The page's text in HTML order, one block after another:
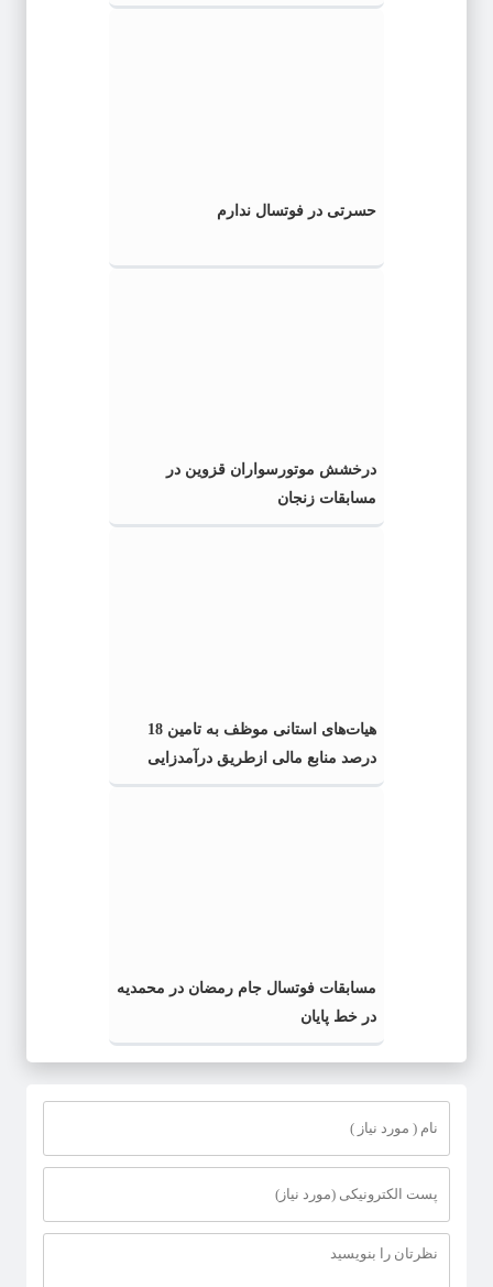
حسرتی در فوتسال ندارم
درخشش موتورسواران قزوین در
مسابقات زنجان
هیات‌های استانی موظف به تامین 18
درصد منابع مالی ازطریق درآمدزایی
هستند
مسابقات فوتسال جام رمضان در محمدیه
در خط پایان